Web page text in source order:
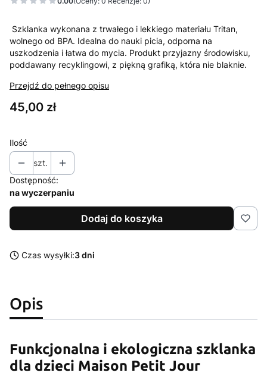
Szklanka wykonana z trwałego i lekkiego materiału Tritan,
wolnego od BPA. Idealna do nauki picia, odporna na
uszkodzenia i łatwa do mycia. Produkt przyjazny środowisku,
poddawany recyklingowi, z piękną grafiką, która nie blaknie.
Przejdź do pełnego opisu
Cena
45,00 zł
Ilość
szt.
Dostępność:
na wyczerpaniu
Dodaj do koszyka
Czas wysyłki:3 dni
Opis
Funkcjonalna i ekologiczna szklanka
dla dzieci Maison Petit Jour